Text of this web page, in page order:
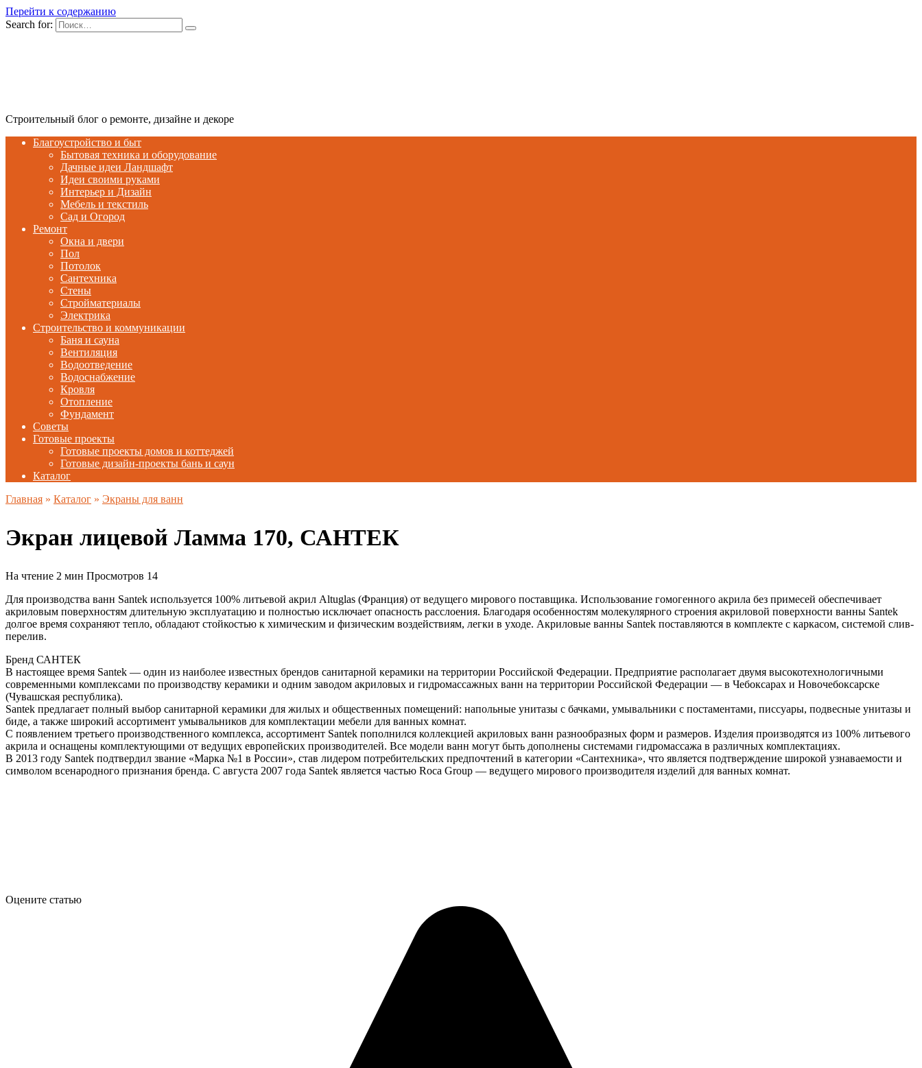
Перейти к содержанию
Search for:
Строительный блог о ремонте, дизайне и декоре
Благоустройство и быт
Бытовая техника и оборудование
Дачные идеи Ландшафт
Идеи своими руками
Интерьер и Дизайн
Мебель и текстиль
Сад и Огород
Ремонт
Окна и двери
Пол
Потолок
Сантехника
Стены
Стройматериалы
Электрика
Строительство и коммуникации
Баня и сауна
Вентиляция
Водоотведение
Водоснабжение
Кровля
Отопление
Фундамент
Советы
Готовые проекты
Готовые проекты домов и коттеджей
Готовые дизайн-проекты бань и саун
Каталог
Главная » Каталог » Экраны для ванн
Экран лицевой Ламма 170, САНТЕК
На чтение 2 мин Просмотров 14
Для производства ванн Santek используется 100% литьевой акрил Altuglas (Франция) от ведущего мирового поставщика. Использование гомогенного акрила без примесей обеспечивает
акриловым поверхностям длительную эксплуатацию и полностью исключает опасность расслоения. Благодаря особенностям молекулярного строения акриловой поверхности ванны Santek
долгое время сохраняют тепло, обладают стойкостью к химическим и физическим воздействиям, легки в уходе. Акриловые ванны Santek поставляются в комплекте с каркасом, системой слив-
перелив.
Бренд САНТЕК
В настоящее время Santek — один из наиболее известных брендов санитарной керамики на территории Российской Федерации. Предприятие располагает двумя высокотехнологичными
современными комплексами по производству керамики и одним заводом акриловых и гидромассажных ванн на территории Российской Федерации — в Чебоксарах и Новочебоксарске
(Чувашская республика).
Santek предлагает полный выбор санитарной керамики для жилых и общественных помещений: напольные унитазы с бачками, умывальники с постаментами, писсуары, подвесные унитазы и
биде, а также широкий ассортимент умывальников для комплектации мебели для ванных комнат.
С появлением третьего производственного комплекса, ассортимент Santek пополнился коллекцией акриловых ванн разнообразных форм и размеров. Изделия производятся из 100% литьевого
акрила и оснащены комплектующими от ведущих европейских производителей. Все модели ванн могут быть дополнены системами гидромассажа в различных комплектациях.
В 2013 году Santek подтвердил звание «Марка №1 в России», став лидером потребительских предпочтений в категории «Сантехника», что является подтверждение широкой узнаваемости и
символом всенародного признания бренда. С августа 2007 года Santek является частью Roca Group — ведущего мирового производителя изделий для ванных комнат.
Оцените статью